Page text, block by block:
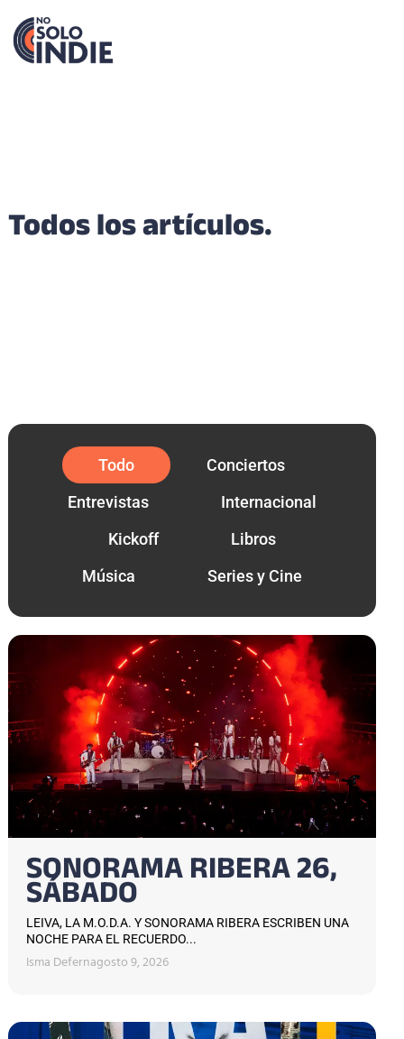
Todos los artículos.
Conciertos
Entrevistas
Internacional
Kickoff
Libros
Música
Series y Cine
Todo
SONORAMA RIBERA 26,
SÁBADO
LEIVA, LA M.O.D.A. Y SONORAMA RIBERA ESCRIBEN UNA
NOCHE PARA EL RECUERDO...
Isma Defernagosto 9, 2026